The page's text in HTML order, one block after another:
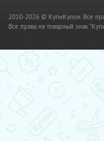
2010-2026 © КупиКупон. Все
Все права на товарный знак